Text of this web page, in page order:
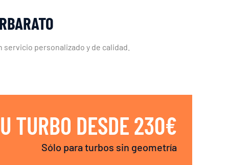
personalizado y de calidad.
TURBO DESDE 230€
Sólo para turbos sin geometría